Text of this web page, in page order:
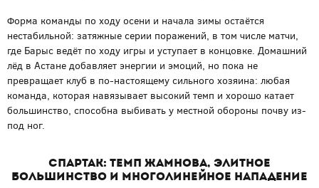
Форма команды по ходу осени и начала зимы остаётся
нестабильной: затяжные серии поражений, в том числе матчи,
где Барыс ведёт по ходу игры и уступает в концовке. Домашний
лёд в Астане добавляет энергии и эмоций, но пока не
превращает клуб в по-настоящему сильного хозяина: любая
команда, которая навязывает высокий темп и хорошо катает
большинство, способна выбивать у местной обороны почву из-
под ног.
Спартак: темп Жамнова, элитное
большинство и многолинейное нападение